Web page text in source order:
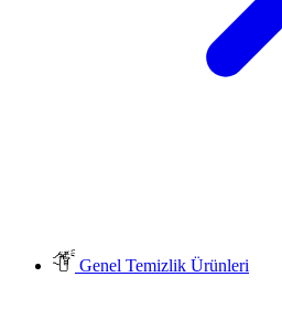
Genel Temizlik Ürünleri